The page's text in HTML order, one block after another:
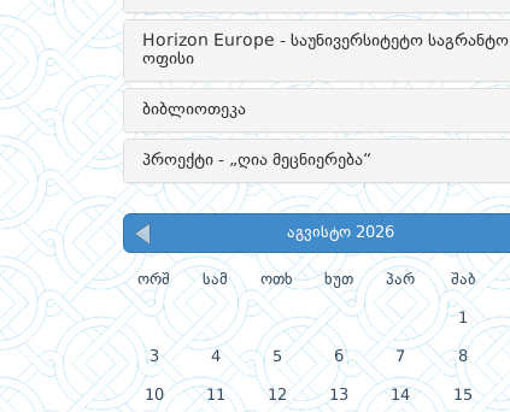
Horizon Europe - საუნივერსიტეტო საგრანტო
ოფისი
ბიბლიოთეკა
პროექტი - „ღია მეცნიერება“
აგვისტო 2026
ორშ სამ ოთხ ხუთ პარ შაბ
1
3 4 5 6 7 8
10 11 12 13 14 15